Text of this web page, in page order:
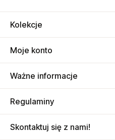
Kolekcje
Moje konto
Ważne informacje
Regulaminy
Skontaktuj się z nami!